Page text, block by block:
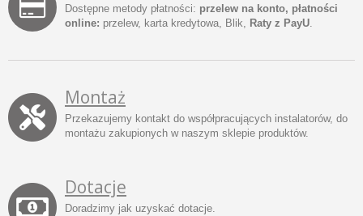
Dostępne metody płatności: przelew na konto, płatności
online: przelew, karta kredytowa, Blik, Raty z PayU.
Montaż
Przekazujemy kontakt do współpracujących instalatorów, do
montażu zakupionych w naszym sklepie produktów.
Dotacje
Doradzimy jak uzyskać dotacje.